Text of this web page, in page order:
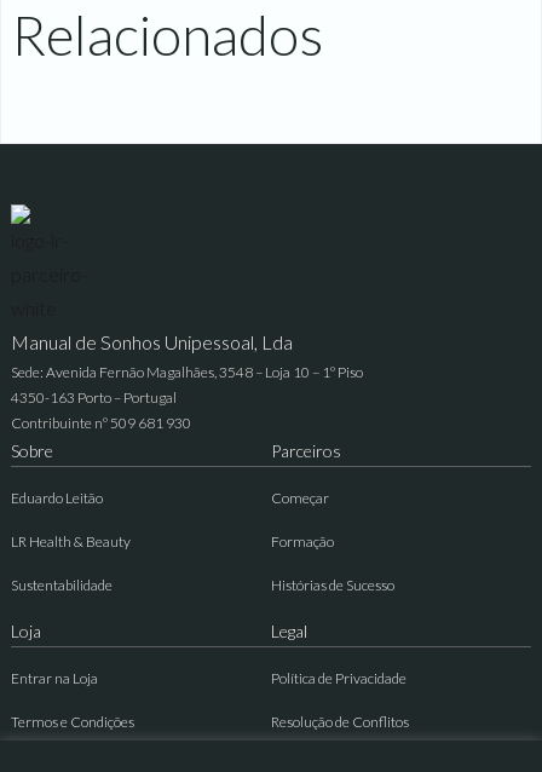
Relacionados
Manual de Sonhos Unipessoal, Lda
Sede: Avenida Fernão Magalhães, 3548 – Loja 10 – 1º Piso
4350-163 Porto – Portugal
Contribuinte nº 509 681 930
Sobre
Eduardo Leitão
LR Health & Beauty
Sustentabilidade
Parceiros
Começar
Formação
Histórias de Sucesso
Loja
Entrar na Loja
Termos e Condições
Legal
Política de Privacidade
Resolução de Conflitos